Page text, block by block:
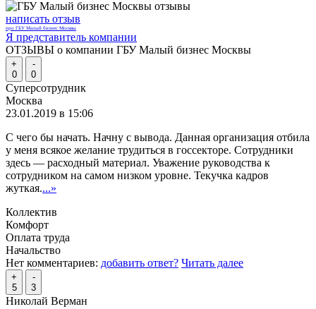
написать отзыв
про ГБУ Малый бизнес Москвы
Я представитель компании
ОТЗЫВЫ о компании ГБУ Малый бизнес Москвы
+
0
-
0
Суперсотрудник
Москва
23.01.2019 в 15:06
С чего бы начать. Начну с вывода. Данная организация отбила
у меня всякое желание трудиться в госсекторе. Сотрудники
здесь — расходный материал. Уважение руководства к
сотрудником на самом низком уровне. Текучка кадров
жуткая....»
Коллектив
Комфорт
Оплата труда
Начальство
Нет комментариев: добавить ответ? Читать далее
+
5
-
3
Николай Верман